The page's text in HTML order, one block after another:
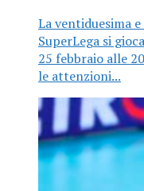
La ventiduesima
SuperLega si
25 febbraio alle
le attenzioni...